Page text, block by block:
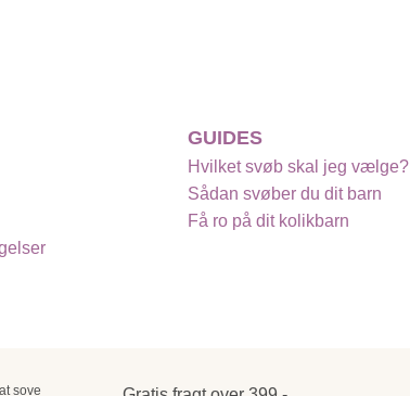
GUIDES
Hvilket svøb skal jeg vælge?
Sådan svøber du dit barn
Få ro på dit kolikbarn
sove